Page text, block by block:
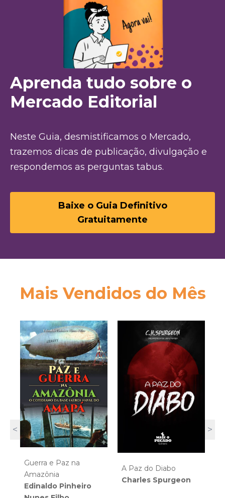
Aprenda tudo sobre o
Mercado Editorial
Neste Guia, desmistificamos o Mercado,
trazemos dicas de publicação, divulgação e
respondemos as perguntas tabus.
Baixe o Guia Definitivo
Gratuitamente
Mais Vendidos do Mês
<
Guerra e Paz na
Amazônia
Edinaldo Pinheiro
A Paz do Diabo
Charles Spurgeon
>